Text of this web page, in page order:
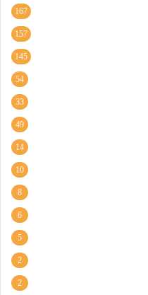
167
157
145
54
33
49
14
10
8
6
5
2
2